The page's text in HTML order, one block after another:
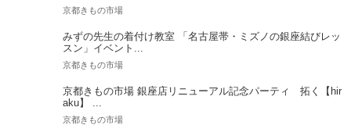
京都きもの市場
みずの先生の着付け教室 「名古屋帯・ミズノの銀座結びレッ
スン」イベント...
京都きもの市場
京都きもの市場 銀座店リニューアル記念パーティ 拓く【hir
aku】 ...
京都きもの市場